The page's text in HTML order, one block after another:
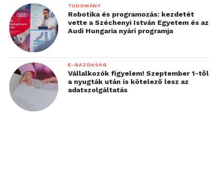
folyamatosan cserélni
kellett. Az új rendszer
nemcsak könnyebben
szerelhető, hanem a nagy
igénybevételt is jobban
bírja majd. Emellett az
idén debütáló telemetria-
TUDOMÁNY
Robotika és programozás: kezdetét
vette a Széchenyi István Egyetem és az
Audi Hungaria nyári programja
E-GAZDASÁG
Vállalkozók figyelem! Szeptember 1-től
a nyugták után is kötelező lesz az
adatszolgáltatás